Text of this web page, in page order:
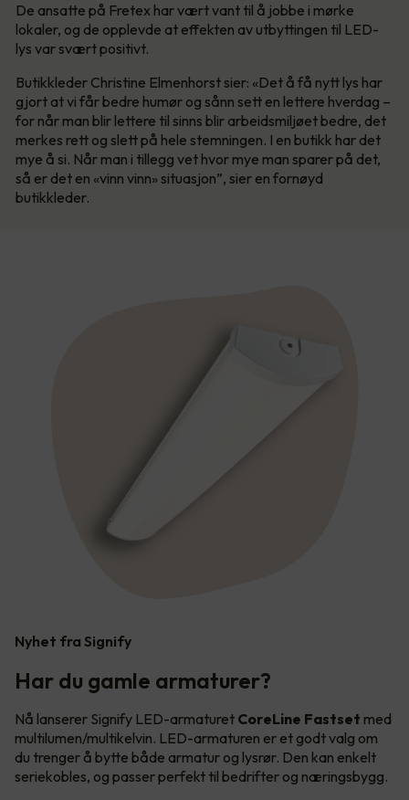
De ansatte på Fretex har vært vant til å jobbe i mørke
lokaler, og de opplevde at effekten av utbyttingen til LED-
lys var svært positivt.
Butikkleder Christine Elmenhorst sier: «Det å få nytt lys har
gjort at vi får bedre humør og sånn sett en lettere hverdag –
for når man blir lettere til sinns blir arbeidsmiljøet bedre, det
merkes rett og slett på hele stemningen. I en butikk har det
mye å si. Når man i tillegg vet hvor mye man sparer på det,
så er det en «vinn vinn» situasjon”, sier en fornøyd
butikkleder.
Nyhet fra Signify
Har du gamle armaturer?
Nå lanserer Signify LED-armaturet CoreLine Fastset med
multilumen/multikelvin. LED-armaturen er et godt valg om
du trenger å bytte både armatur og lysrør. Den kan enkelt
seriekobles, og passer perfekt til bedrifter og næringsbygg.